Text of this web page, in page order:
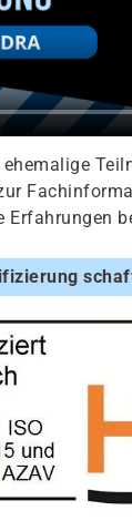
ehemalige
Erfahrungen